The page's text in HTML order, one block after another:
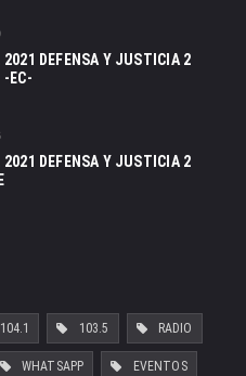
2021 DEFENSA Y JUSTICIA 2
-EC-
2021 DEFENSA Y JUSTICIA 2
104.1 103.5 RADIO
WHATSAPP EVENTOS